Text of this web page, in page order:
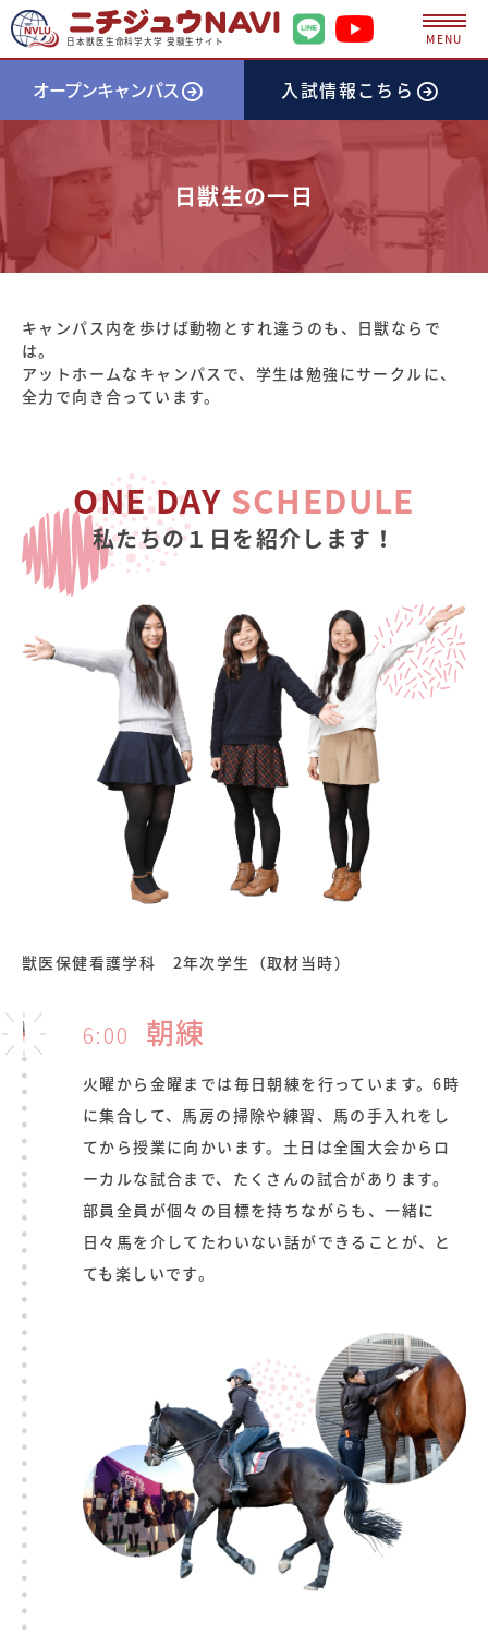
日本獣医生命科学大学 受験生サイト MENU
オープンキャンパス 入試情報こちら
日獣生の一日
キャンパス内を歩けば動物とすれ違うのも、日獣ならで
は。
アットホームなキャンパスで、学生は勉強にサークルに、
全力で向き合っています。
ONE DAY SCHEDULE
私たちの１日を紹介します！
獣医保健看護学科 2年次学生（取材当時）
6:00 朝練
火曜から金曜までは毎日朝練を行っています。6時
に集合して、馬房の掃除や練習、馬の手入れをし
てから授業に向かいます。土日は全国大会からロ
ーカルな試合まで、たくさんの試合があります。
部員全員が個々の目標を持ちながらも、一緒に
日々馬を介してたわいない話ができることが、と
ても楽しいです。